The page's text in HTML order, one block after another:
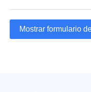
Mostrar formulario